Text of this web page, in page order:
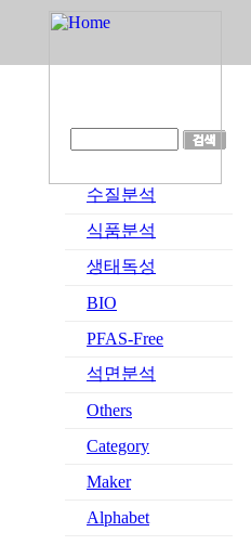
수질분석
식품분석
생태독성
BIO
PFAS-Free
석면분석
Others
Category
Maker
Alphabet